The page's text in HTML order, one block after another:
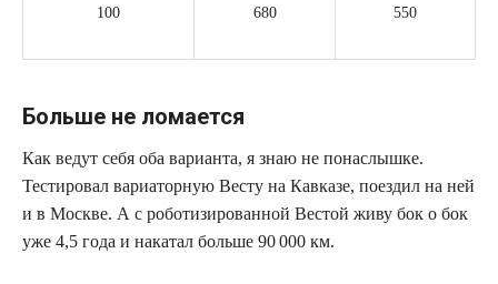
100 680 550
Больше не ломается
Как ведут себя оба варианта, я знаю не понаслышке.
Тестировал вариаторную Весту на Кавказе, поездил на ней
и в Москве. А с роботизированной Вестой живу бок о бок
уже 4,5 года и накатал больше 90 000 км.